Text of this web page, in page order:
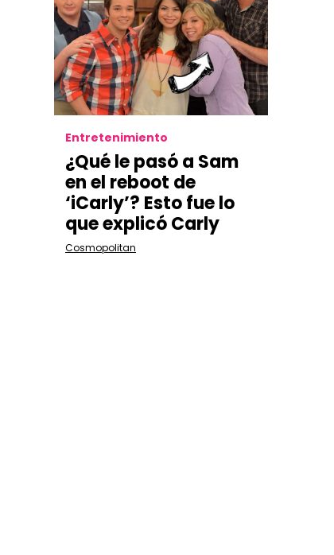
Entretenimiento
¿Qué le pasó a Sam
en el reboot de
‘iCarly’? Esto fue lo
que explicó Carly
Cosmopolitan